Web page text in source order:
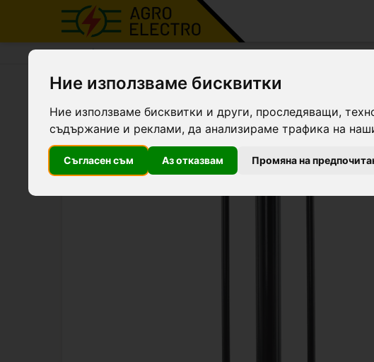
Ние използваме бисквитки
Ние използваме бисквитки и други, проследяващи,
съдържание и реклами, да анализираме трафика на
Съгласен съм Аз отказвам Промяна на
Agro Electro Продукти Система за ограда T-post
Чук за T-post стълбове